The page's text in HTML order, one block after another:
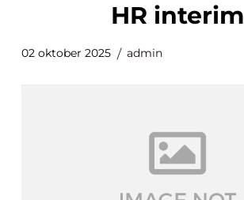
HR interim
02 oktober 2025 admin